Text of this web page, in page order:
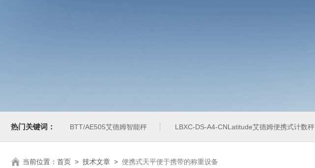
热门关键词： BTT/AE505艾德姆智能秤 LBXC-DS-A4-CNLatitude艾德姆便携式计数秤
当前位置： 首页 > 技术文章 > 便携式天平便于携带的称重设备